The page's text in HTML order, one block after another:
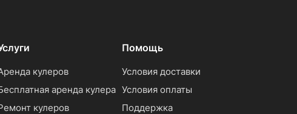
кулеров
аренда кулера
кулеров
Помощь
Условия доставки
Условия оплаты
Поддержка